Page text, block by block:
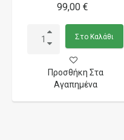
99,00 €
Στο Καλάθι
Προσθήκη Στα
Αγαπημένα